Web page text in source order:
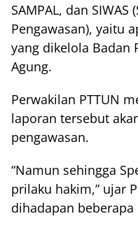
SAMPAL, dan
Pengawasan), yaitu
yang dikelola Badan
Agung.
Perwakilan PTTUN
laporan tersebut
pengawasan.
“Namun sehingga
prilaku hakim,” ujar
dihadapan